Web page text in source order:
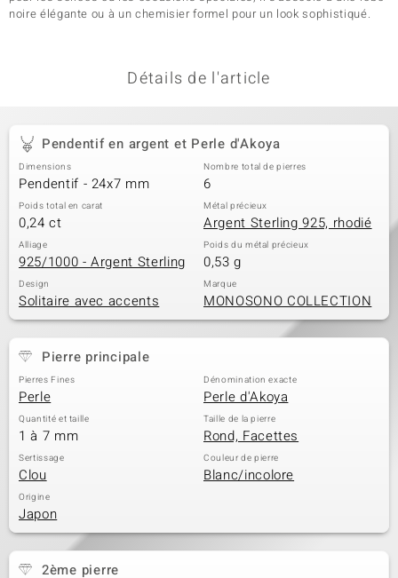
noire élégante ou à un chemisier formel pour un look sophistiqué.
Détails de l'article
Pendentif en argent et Perle d'Akoya
Dimensions
Pendentif - 24x7 mm
Nombre total de pierres
6
Poids total en carat
0,24 ct
Métal précieux
Argent Sterling 925, rhodié
Alliage
925/1000 - Argent Sterling
Poids du métal précieux
0,53 g
Design
Solitaire avec accents
Marque
MONOSONO COLLECTION
Pierre principale
Pierres Fines
Perle
Dénomination exacte
Perle d'Akoya
Quantité et taille
1 à 7 mm
Taille de la pierre
Rond, Facettes
Sertissage
Clou
Couleur de pierre
Blanc/incolore
Origine
Japon
2ème pierre